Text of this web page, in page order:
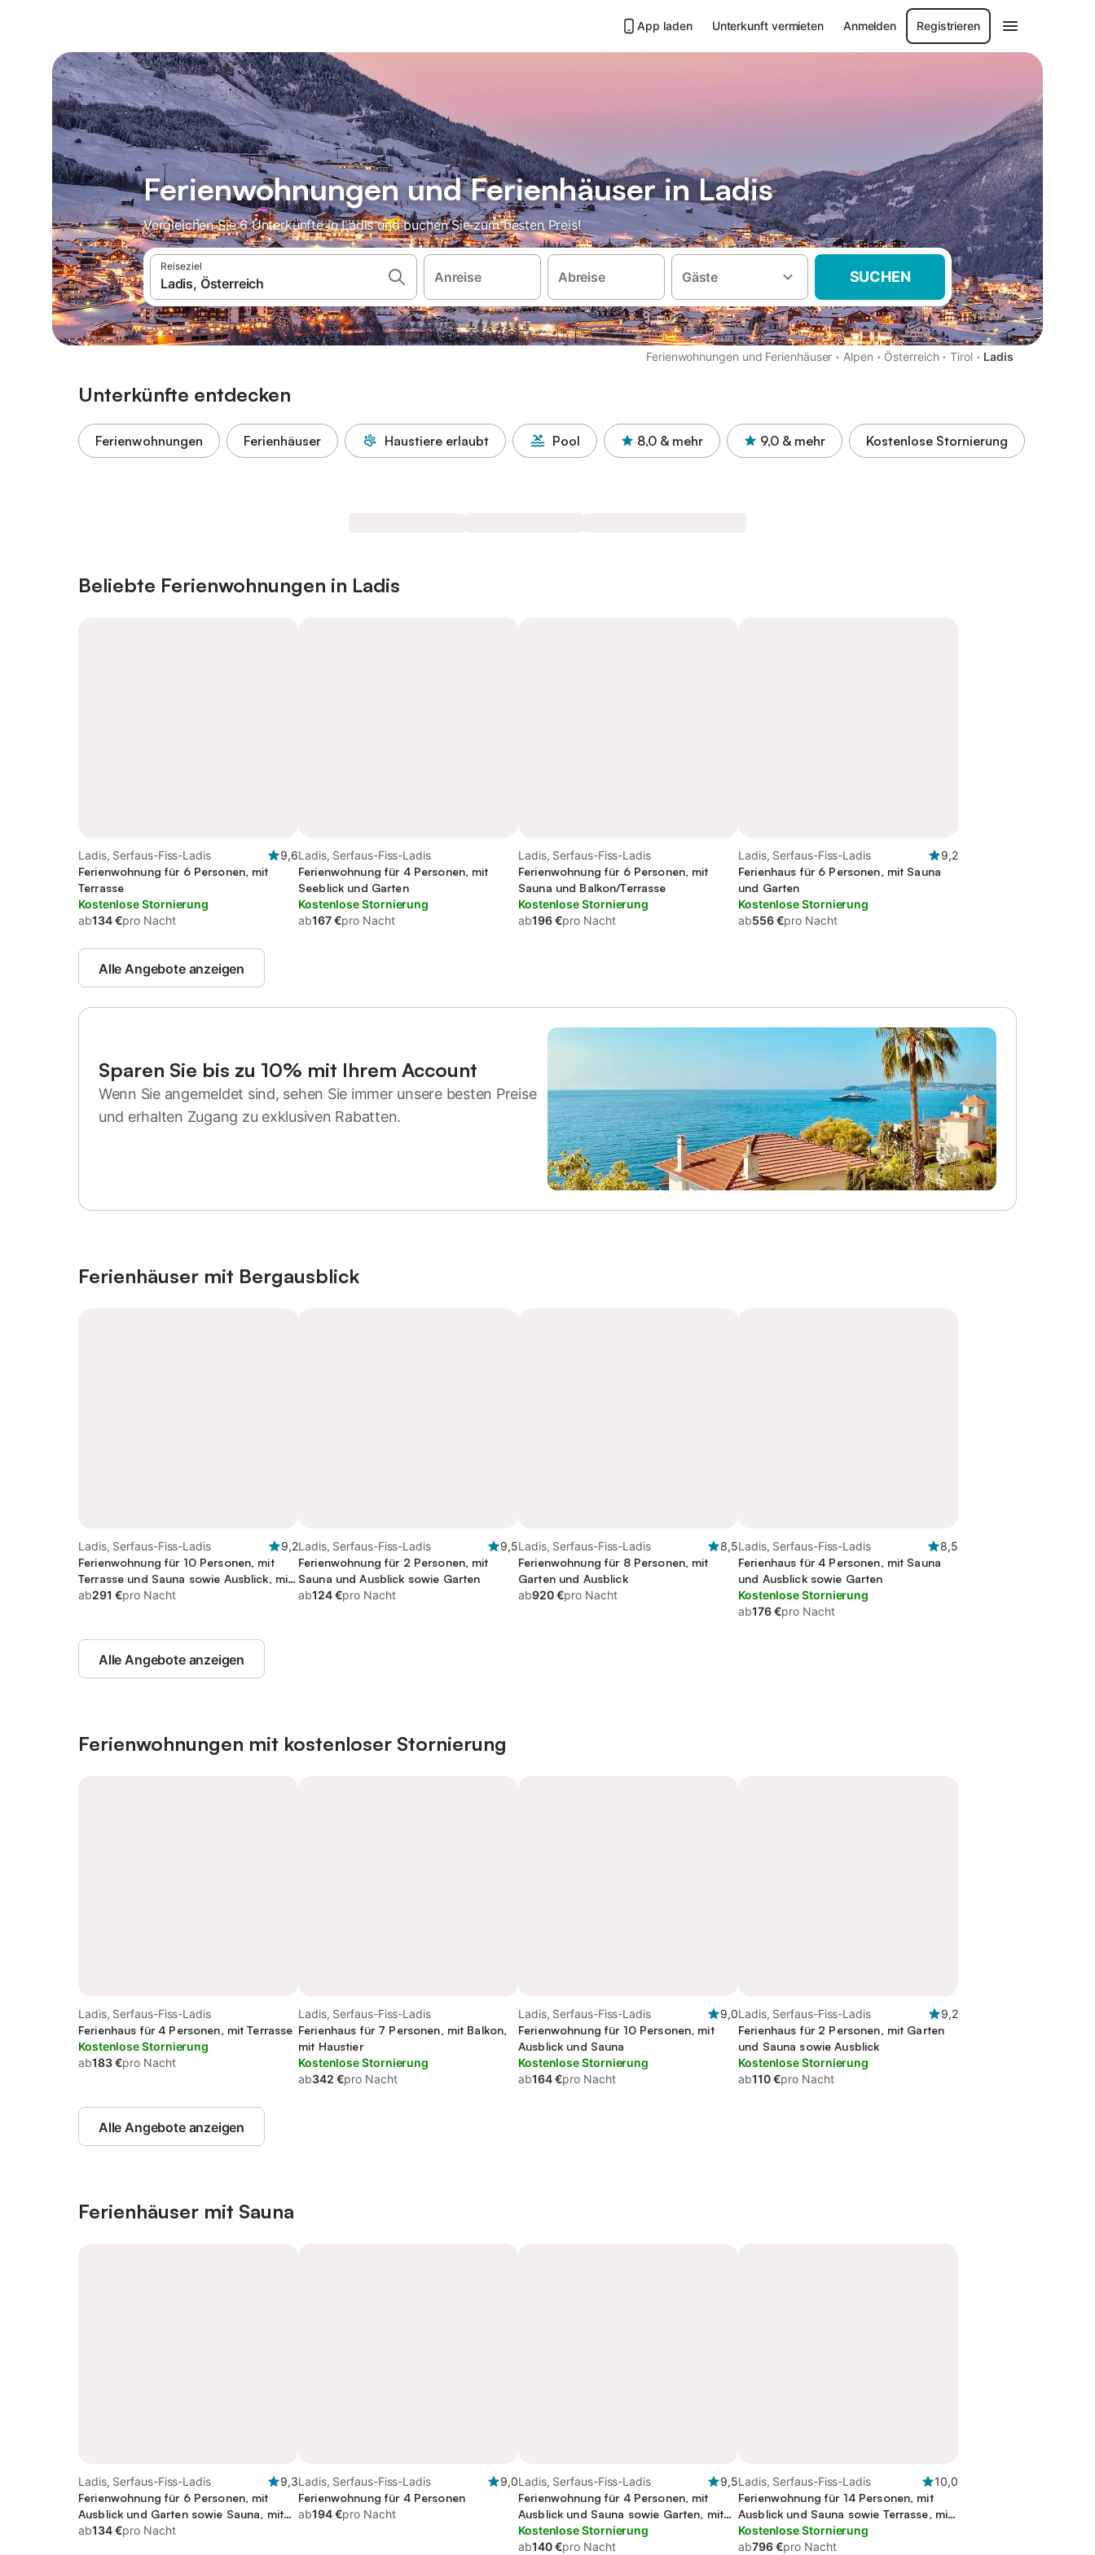
App laden Unterkunft vermieten Anmelden Registrieren
Ferienwohnungen und Ferienhäuser in Ladis
Vergleichen Sie 6 Unterkünfte in Ladis und buchen Sie zum besten Preis!
Reiseziel
Anreise Abreise Gäste SUCHEN
Ferienwohnungen und Ferienhäuser · Alpen · Österreich · Tirol · Ladis
Unterkünfte entdecken
Ferienwohnungen Ferienhäuser Haustiere erlaubt Pool 8,0 & mehr 9,0 & mehr Kostenlose Stornierung
Beliebte Ferienwohnungen in Ladis
Ladis, Serfaus-Fiss-Ladis
9,6
Ferienwohnung für 6 Personen, mit
Terrasse
Kostenlose Stornierung
ab134 €pro Nacht
Ladis, Serfaus-Fiss-Ladis
Ferienwohnung für 4 Personen, mit
Seeblick und Garten
Kostenlose Stornierung
ab167 €pro Nacht
Ladis, Serfaus-Fiss-Ladis
Ferienwohnung für 6 Personen, mit
Sauna und Balkon/Terrasse
Kostenlose Stornierung
ab196 €pro Nacht
Ladis, Serfaus-Fiss-Ladis
9,2
Ferienhaus für 6 Personen, mit Sauna
und Garten
Kostenlose Stornierung
ab556 €pro Nacht
Alle Angebote anzeigen
Sparen Sie bis zu 10% mit Ihrem Account
Wenn Sie angemeldet sind, sehen Sie immer unsere besten Preise
und erhalten Zugang zu exklusiven Rabatten.
Ferienhäuser mit Bergausblick
Ladis, Serfaus-Fiss-Ladis
9,2
Ferienwohnung für 10 Personen, mit
Terrasse und Sauna sowie Ausblick, mit
Haustier
ab291 €pro Nacht
Ladis, Serfaus-Fiss-Ladis
9,5
Ferienwohnung für 2 Personen, mit
Sauna und Ausblick sowie Garten
ab124 €pro Nacht
Ladis, Serfaus-Fiss-Ladis
8,5
Ferienwohnung für 8 Personen, mit
Garten und Ausblick
ab920 €pro Nacht
Ladis, Serfaus-Fiss-Ladis
8,5
Ferienhaus für 4 Personen, mit Sauna
und Ausblick sowie Garten
Kostenlose Stornierung
ab176 €pro Nacht
Alle Angebote anzeigen
Ferienwohnungen mit kostenloser Stornierung
Ladis, Serfaus-Fiss-Ladis
Ferienhaus für 4 Personen, mit Terrasse
Kostenlose Stornierung
ab183 €pro Nacht
Ladis, Serfaus-Fiss-Ladis
Ferienhaus für 7 Personen, mit Balkon,
mit Haustier
Kostenlose Stornierung
ab342 €pro Nacht
Ladis, Serfaus-Fiss-Ladis
9,0
Ferienwohnung für 10 Personen, mit
Ausblick und Sauna
Kostenlose Stornierung
ab164 €pro Nacht
Ladis, Serfaus-Fiss-Ladis
9,2
Ferienhaus für 2 Personen, mit Garten
und Sauna sowie Ausblick
Kostenlose Stornierung
ab110 €pro Nacht
Alle Angebote anzeigen
Ferienhäuser mit Sauna
Ladis, Serfaus-Fiss-Ladis
9,3
Ferienwohnung für 6 Personen, mit
Ausblick und Garten sowie Sauna, mit
Haustier
ab134 €pro Nacht
Ladis, Serfaus-Fiss-Ladis
9,0
Ferienwohnung für 4 Personen
ab194 €pro Nacht
Ladis, Serfaus-Fiss-Ladis
9,5
Ferienwohnung für 4 Personen, mit
Ausblick und Sauna sowie Garten, mit
Haustier
Kostenlose Stornierung
ab140 €pro Nacht
Ladis, Serfaus-Fiss-Ladis
10,0
Ferienwohnung für 14 Personen, mit
Ausblick und Sauna sowie Terrasse, mit
Haustier
Kostenlose Stornierung
ab796 €pro Nacht